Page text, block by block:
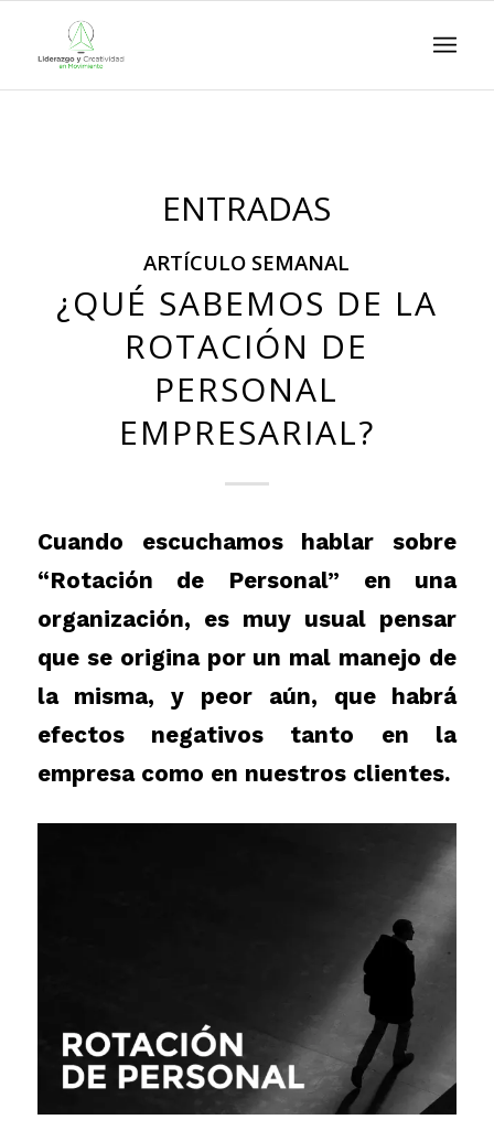
ENTRADAS
ARTÍCULO SEMANAL
¿QUÉ SABEMOS DE LA
ROTACIÓN DE
PERSONAL
EMPRESARIAL?
Cuando escuchamos hablar sobre
“Rotación de Personal” en una
organización, es muy usual pensar
que se origina por un mal manejo de
la misma, y peor aún, que habrá
efectos negativos tanto en la
empresa como en nuestros clientes.